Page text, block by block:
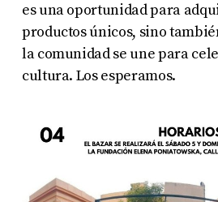
es una oportunidad para
productos únicos, sino
la comunidad se une para
cultura. Los esperamos.